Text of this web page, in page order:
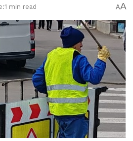
min read AA